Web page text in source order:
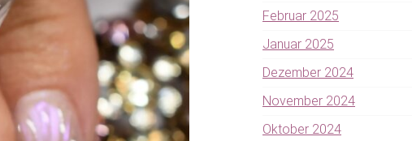
Februar 2025
Januar 2025
Dezember 2024
November 2024
Oktober 2024